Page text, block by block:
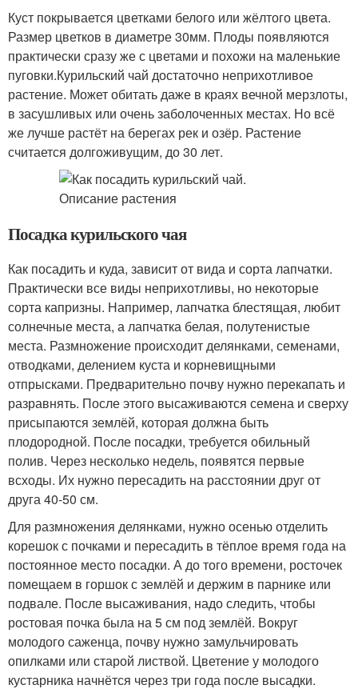
Куст покрывается цветками белого или жёлтого цвета.
Размер цветков в диаметре 30мм. Плоды появляются
практически сразу же с цветами и похожи на маленькие
пуговки.Курильский чай достаточно неприхотливое
растение. Может обитать даже в краях вечной мерзлоты,
в засушливых или очень заболоченных местах. Но всё
же лучше растёт на берегах рек и озёр. Растение
считается долгоживущим, до 30 лет.
Посадка курильского чая
Как посадить и куда, зависит от вида и сорта лапчатки.
Практически все виды неприхотливы, но некоторые
сорта капризны. Например, лапчатка блестящая, любит
солнечные места, а лапчатка белая, полутенистые
места. Размножение происходит делянками, семенами,
отводками, делением куста и корневищными
отпрысками. Предварительно почву нужно перекапать и
разравнять. После этого высаживаются семена и сверху
присыпаются землёй, которая должна быть
плодородной. После посадки, требуется обильный
полив. Через несколько недель, появятся первые
всходы. Их нужно пересадить на расстоянии друг от
друга 40-50 см.
Для размножения делянками, нужно осенью отделить
корешок с почками и пересадить в тёплое время года на
постоянное место посадки. А до того времени, росточек
помещаем в горшок с землёй и держим в парнике или
подвале. После высаживания, надо следить, чтобы
ростовая почка была на 5 см под землёй. Вокруг
молодого саженца, почву нужно замульчировать
опилками или старой листвой. Цветение у молодого
кустарника начнётся через три года после высадки.